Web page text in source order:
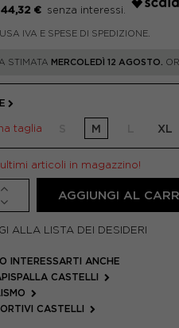
44,32 €
IVA E SPESE DI SPEDIZIONE.
STIMATA MERCOLEDÌ 12 AGOSTO.
taglia M XL
articoli in magazzino!
AGGIUNGI AL
ALLA LISTA DEI DESIDERI
INTERESSARTI ANCHE
CASTELLI
CASTELLI